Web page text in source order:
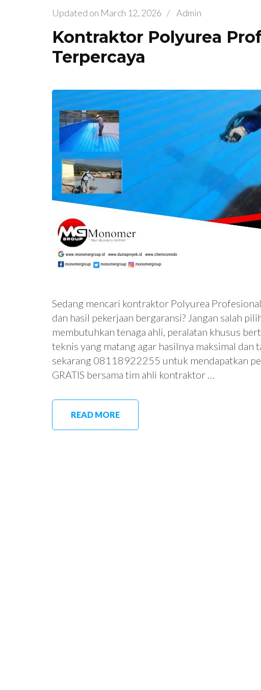
Updated on March 12, 2026 / Admin
Kontraktor Polyurea
Terpercaya
Sedang mencari kontraktor Polyurea
dan hasil pekerjaan bergaransi? Jangan salah
membutuhkan tenaga ahli, peralatan khusus
teknis yang matang agar hasilnya maksimal dan
sekarang 08118922255 untuk mendapatkan
GRATIS bersama tim ahli kontraktor …
READ MORE